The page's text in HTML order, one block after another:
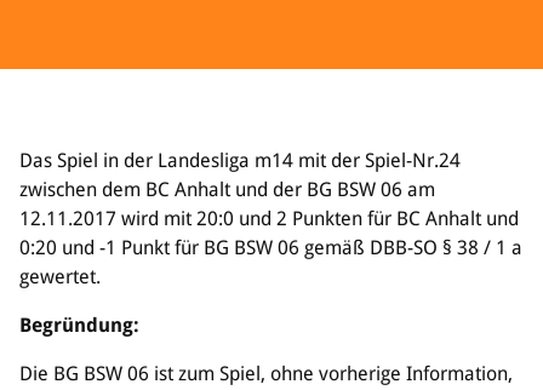
Ehrenamt im BVSA
Spielbetrieb
Das Spiel in der Landesliga m14 mit der Spiel-Nr.24
zwischen dem BC Anhalt und der BG BSW 06 am
12.11.2017 wird mit 20:0 und 2 Punkten für BC Anhalt und
0:20 und -1 Punkt für BG BSW 06 gemäß DBB-SO § 38 / 1 a
gewertet.
Begründung:
Die BG BSW 06 ist zum Spiel, ohne vorherige Information,